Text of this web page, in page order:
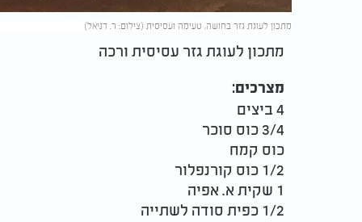
מתכון לעוגת גזר בחושה, טעימה ועסיסית (צילום: ר. דניאל)
מתכון לעוגת גזר עסיסית ורכה
מצרכים:
4 ביצים
3/4 כוס סוכר
כוס קמח
1/2 כוס קורנפלור
1 שקית א. אפיה
1/2 כפית סודה לשתייה